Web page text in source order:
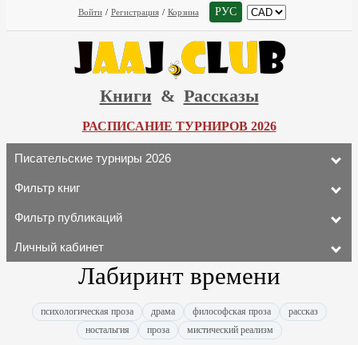
Войти / Регистрация / Корзина РУС
Книги & Рассказы
РАСПИСАНИЕ ТУРНИРОВ 2026
Писательские турниры 2026
Фильтр книг
Фильтр публикаций
Личный кабинет
Лабиринт времени
психологическая проза драма философская проза
рассказ
ностальгия
проза мистический реализм